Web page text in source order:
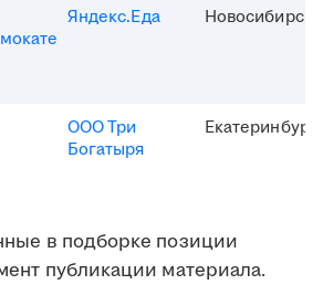
Яндекс.Еда Новосибирск
ООО Три
Богатыря
Екатеринбург
в подборке позиции
публикации материала.